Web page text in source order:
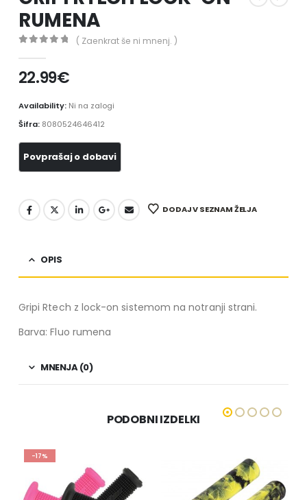
RUMENA
( Zaenkrat še ni mnenj. )
22.99€
Availability: Ni na zalogi
Šifra: 8080524646412
DODAJ V SEZNAM ŽELJA
OPIS
Gripi Rtech z lock-on sistemom na notranji strani.
Barva: Fluo rumena
MNENJA (0)
PODOBNI IZDELKI